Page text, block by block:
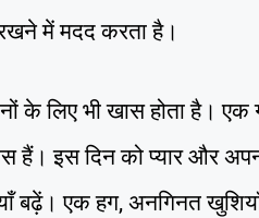
में मदद करता है।
के लिए भी खास होता है।
हैं। इस दिन को प्यार और
बढ़ें। एक हग, अनगिनत